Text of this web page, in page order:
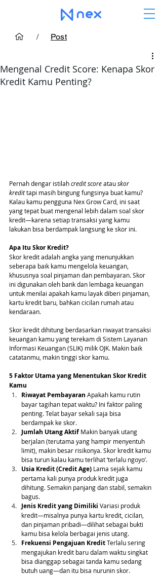
/ Post
Mengenal Credit Score: Kenapa Skor
Kredit Kamu Penting?
Pernah dengar istilah credit score atau skor
kredit tapi masih bingung fungsinya buat kamu?
Kalau kamu pengguna Nex Grow Card, ini saat
yang tepat buat mengenal lebih dalam soal skor
kredit—karena setiap transaksi yang kamu
lakukan bisa berdampak langsung ke skor ini.
Apa Itu Skor Kredit?
Skor kredit adalah angka yang menunjukkan
seberapa baik kamu mengelola keuangan,
khususnya soal pinjaman dan pembayaran. Skor
ini digunakan oleh bank dan lembaga keuangan
untuk menilai apakah kamu layak diberi pinjaman,
kartu kredit baru, bahkan cicilan rumah atau
kendaraan.
Skor kredit dihitung berdasarkan riwayat transaksi
keuangan kamu yang terekam di Sistem Layanan
Informasi Keuangan (SLIK) milik OJK. Makin baik
catatanmu, makin tinggi skor kamu.
5 Faktor Utama yang Menentukan Skor Kredit
Kamu
Riwayat Pembayaran Apakah kamu rutin
bayar tagihan tepat waktu? Ini faktor paling
penting. Telat bayar sekali saja bisa
berdampak ke skor.
Jumlah Utang Aktif Makin banyak utang
berjalan (terutama yang hampir menyentuh
limit), makin besar risikonya. Skor kredit kamu
bisa turun kalau kamu terlihat ‘terlalu ngoyo’.
Usia Kredit (Credit Age) Lama sejak kamu
pertama kali punya produk kredit juga
dihitung. Semakin panjang dan stabil, semakin
bagus.
Jenis Kredit yang Dimiliki Variasi produk
kredit—misalnya punya kartu kredit, cicilan,
dan pinjaman pribadi—dilihat sebagai bukti
kamu bisa kelola berbagai jenis utang.
Frekuensi Pengajuan Kredit Terlalu sering
mengajukan kredit baru dalam waktu singkat
bisa dianggap sebagai tanda kamu sedang
butuh uang—dan itu bisa nurunin skor.